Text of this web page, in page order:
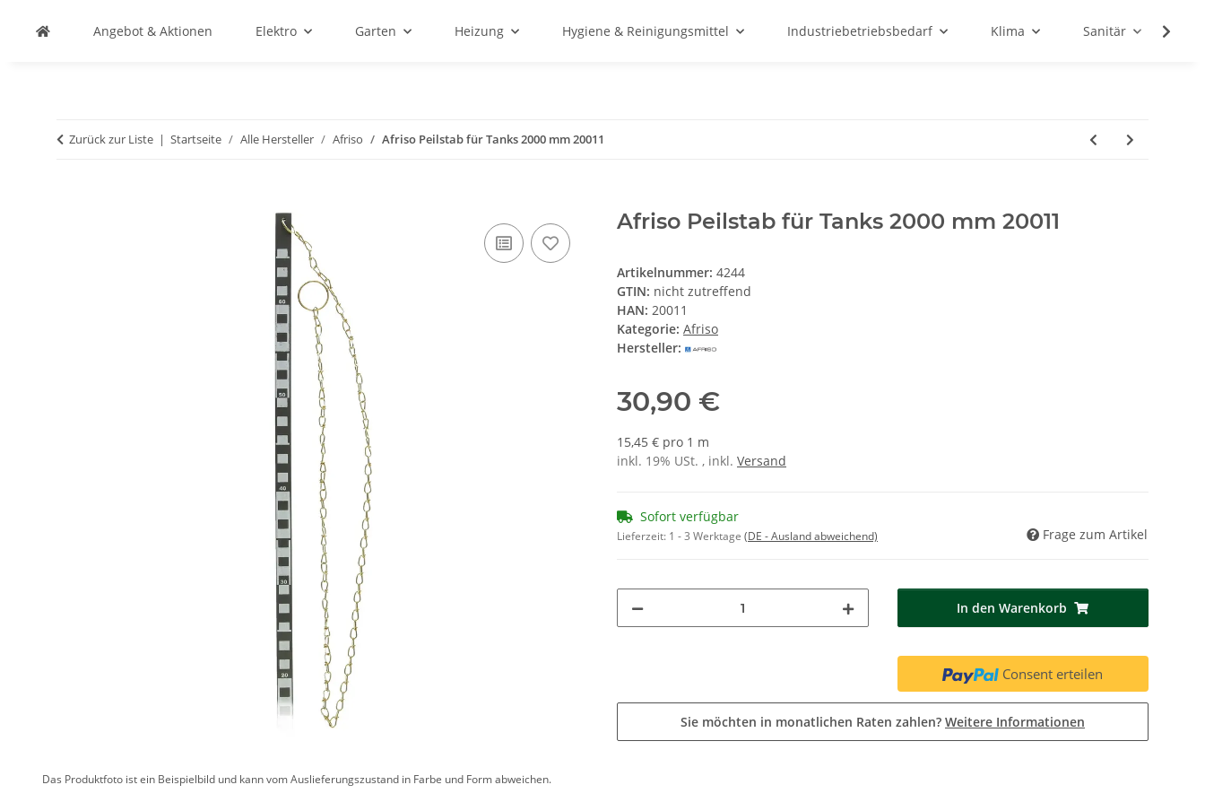
Angebot & Aktionen Elektro Garten Heizung Hygiene & Reinigungsmittel Industriebetriebsbedarf Klima Sanitär
Zurück zur Liste Startseite Alle Hersteller Afriso Afriso Peilstab für Tanks 2000 mm 20011
Das Produktfoto ist ein Beispielbild und kann vom Auslieferungszustand in Farbe und Form abweichen.
Afriso Peilstab für Tanks 2000 mm 20011
Artikelnummer: 4244
GTIN: nicht zutreffend
HAN: 20011
Kategorie: Afriso
Hersteller:
30,90 €
15,45 € pro 1 m
inkl. 19% USt. , inkl. Versand
Sofort verfügbar
Lieferzeit: 1 - 3 Werktage (DE - Ausland abweichend) Frage zum Artikel
In den Warenkorb
Consent erteilen
Sie möchten in monatlichen Raten zahlen? Weitere Informationen